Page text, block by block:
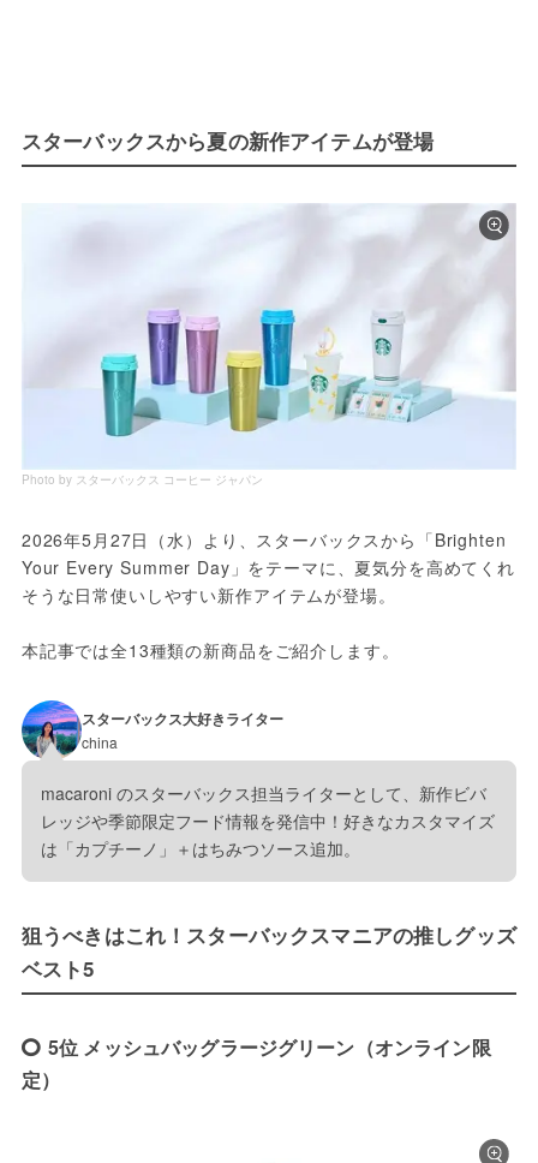
スターバックスから夏の新作アイテムが登場
Photo by スターバックス コーヒー ジャパン
2026年5月27日（水）より、スターバックスから「Brighten
Your Every Summer Day」をテーマに、夏気分を高めてくれ
そうな日常使いしやすい新作アイテムが登場。
本記事では全13種類の新商品をご紹介します。
スターバックス大好きライター
china
macaroni のスターバックス担当ライターとして、新作ビバ
レッジや季節限定フード情報を発信中！好きなカスタマイズ
は「カプチーノ」＋はちみつソース追加。
狙うべきはこれ！スターバックスマニアの推しグッズ
ベスト5
5位 メッシュバッグラージグリーン（オンライン限
定）